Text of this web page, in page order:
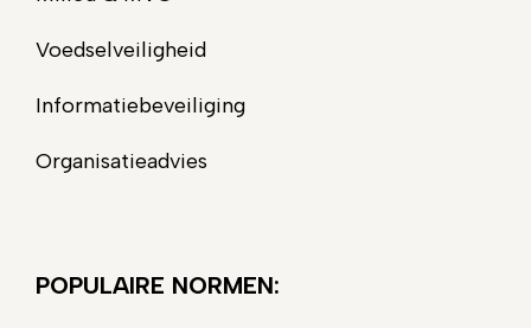
Voedselveiligheid
Informatiebeveiliging
Organisatieadvies
POPULAIRE NORMEN: